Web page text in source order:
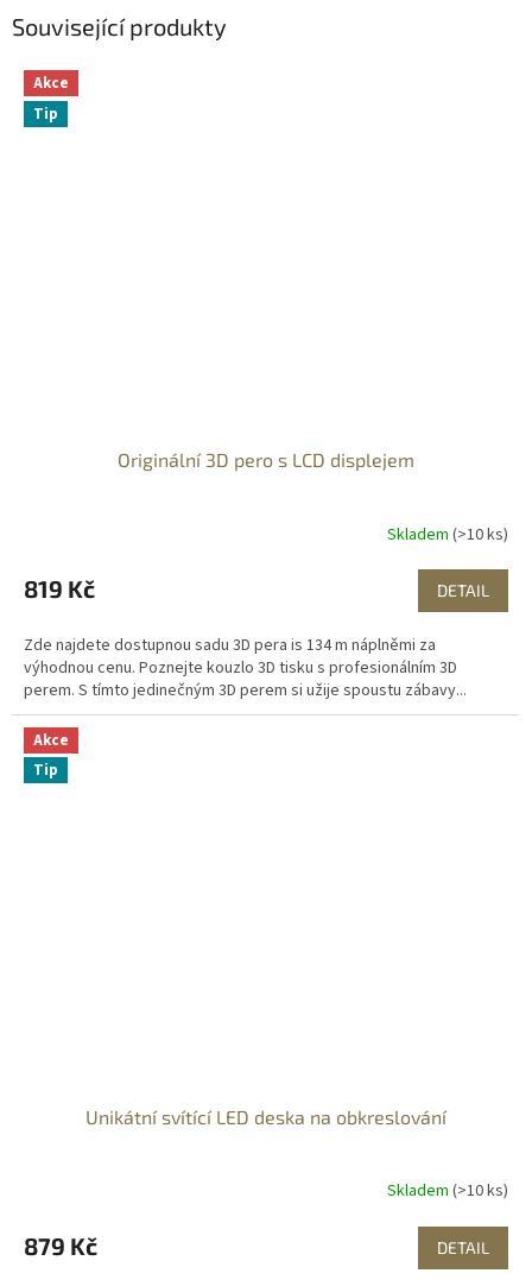
Související produkty
Akce
Tip
Originální 3D pero s LCD displejem
Skladem (>10 ks)
819 Kč DETAIL
Zde najdete dostupnou sadu 3D pera is 134 m náplněmi za
výhodnou cenu. Poznejte kouzlo 3D tisku s profesionálním 3D
perem. S tímto jedinečným 3D perem si užije spoustu zábavy...
Akce
Tip
Unikátní svítící LED deska na obkreslování
Skladem (>10 ks)
879 Kč DETAIL